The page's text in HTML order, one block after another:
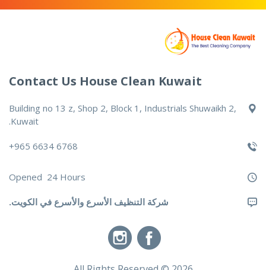
Contact Us House Clean Kuwait
Building no 13 z, Shop 2, Block 1, Industrials Shuwaikh 2,
Kuwait.
6768 6634 965+
Opened 24 Hours
شركة التنظيف الأسرع والأسرع في الكويت.